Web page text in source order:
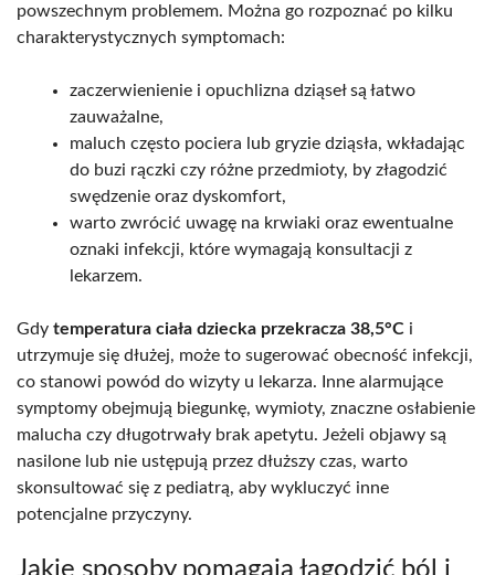
powszechnym problemem. Można go rozpoznać po kilku
charakterystycznych symptomach:
zaczerwienienie i opuchlizna dziąseł są łatwo
zauważalne,
maluch często pociera lub gryzie dziąsła, wkładając
do buzi rączki czy różne przedmioty, by złagodzić
swędzenie oraz dyskomfort,
warto zwrócić uwagę na krwiaki oraz ewentualne
oznaki infekcji, które wymagają konsultacji z
lekarzem.
Gdy temperatura ciała dziecka przekracza 38,5°C i
utrzymuje się dłużej, może to sugerować obecność infekcji,
co stanowi powód do wizyty u lekarza. Inne alarmujące
symptomy obejmują biegunkę, wymioty, znaczne osłabienie
malucha czy długotrwały brak apetytu. Jeżeli objawy są
nasilone lub nie ustępują przez dłuższy czas, warto
skonsultować się z pediatrą, aby wykluczyć inne
potencjalne przyczyny.
Jakie sposoby pomagają łagodzić ból i